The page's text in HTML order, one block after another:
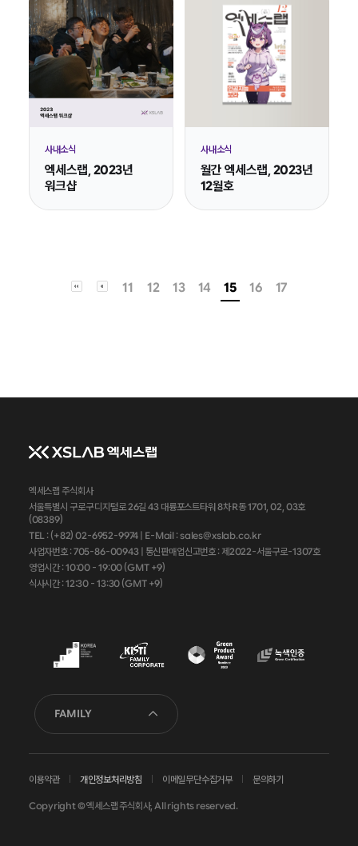
사내소식
엑세스랩, 2023년
워크샵
사내소식
월간 엑세스랩, 2023년
12월호
11 12 13 14 15 16 17
엑세스랩 주식회사
서울특별시 구로구 디지털로 26길 43 대륭포스트타워 8차 R동 1701, 02, 03호
(08389)
TEL : (+82) 02-6952-9974 |
E-Mail : sales@xslab.co.kr
사업자번호 : 705-86-00943| 통신판매업신고번호 : 제2022-서울구로-1307호
영업시간 : 10:00 - 19:00 (GMT +9)
식사시간 : 12:30 - 13:30 (GMT +9)
FAMILY
이용약관 개인정보처리방침 이메일무단수집거부 문의하기
Copyright © 엑세스랩 주식회사, All rights reserved.